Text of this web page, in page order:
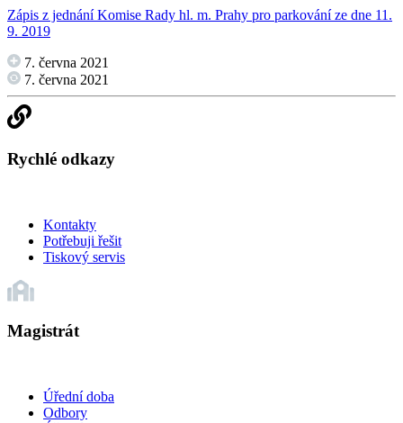
Zápis z jednání Komise Rady hl. m. Prahy pro parkování ze dne 11.
9. 2019
7. června 2021
7. června 2021
Rychlé odkazy
Kontakty
Potřebuji řešit
Tiskový servis
Magistrát
Úřední doba
Odbory